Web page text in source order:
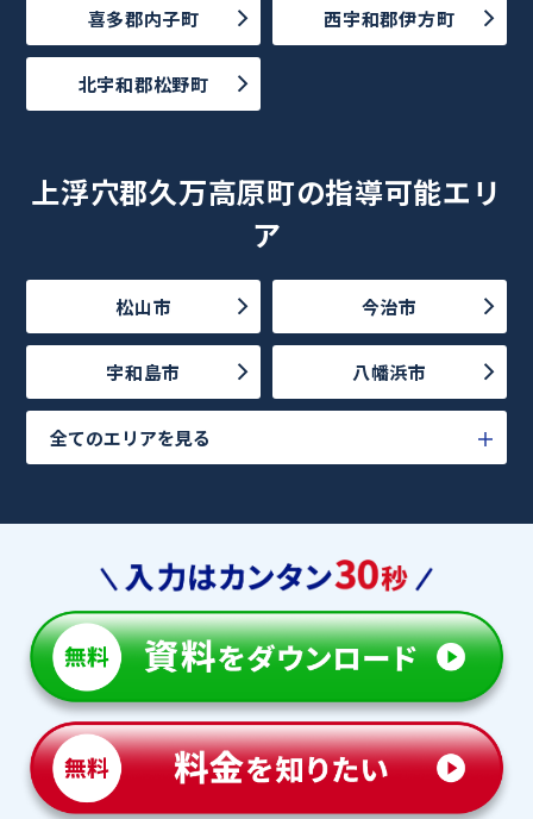
喜多郡内子町 西宇和郡伊方町
北宇和郡松野町
上浮穴郡久万高原町の指導可能エリ
ア
松山市 今治市
宇和島市 八幡浜市
全てのエリアを見る